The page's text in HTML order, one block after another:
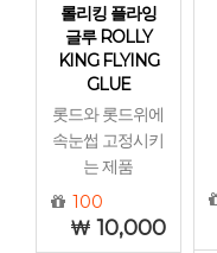
롤리킹 플라잉
글루 ROLLY
KING FLYING
GLUE
롯드와 롯드위에
속눈썹 고정시키
는 제품
100
10,000